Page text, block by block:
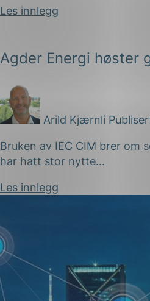
Les innlegg
Agder Energi høster
Arild Kjærnli
Bruken av IEC CIM brer om
har hatt stor nytte...
Les innlegg